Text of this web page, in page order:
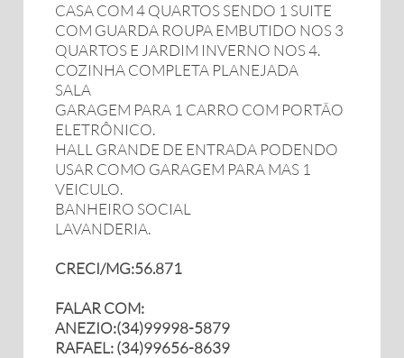
CASA COM 4 QUARTOS SENDO 1 SUITE
COM GUARDA ROUPA EMBUTIDO NOS 3
QUARTOS E JARDIM INVERNO NOS 4.
COZINHA COMPLETA PLANEJADA
SALA
GARAGEM PARA 1 CARRO COM PORTÃO
ELETRÔNICO.
HALL GRANDE DE ENTRADA PODENDO
USAR COMO GARAGEM PARA MAS 1
VEICULO.
BANHEIRO SOCIAL
LAVANDERIA.
CRECI/MG:56.871
FALAR COM:
ANEZIO:(34)99998-5879
RAFAEL: (34)99656-8639